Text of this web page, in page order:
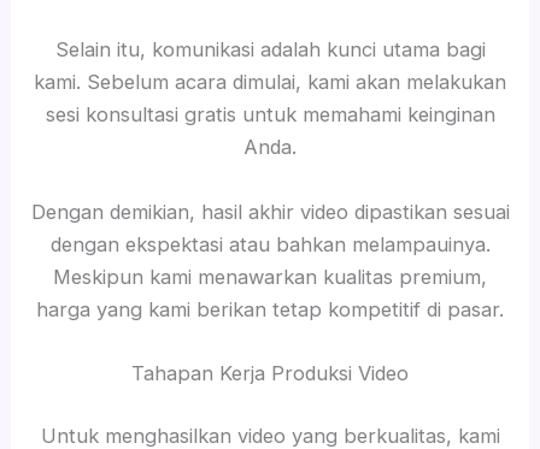
Selain itu, komunikasi adalah kunci utama bagi
kami. Sebelum acara dimulai, kami akan melakukan
sesi konsultasi gratis untuk memahami keinginan
Anda.
Dengan demikian, hasil akhir video dipastikan sesuai
dengan ekspektasi atau bahkan melampauinya.
Meskipun kami menawarkan kualitas premium,
harga yang kami berikan tetap kompetitif di pasar.
Tahapan Kerja Produksi Video
Untuk menghasilkan video yang berkualitas, kami